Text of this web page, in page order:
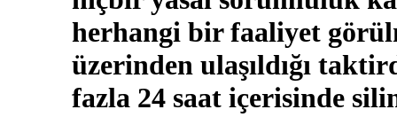
herhangi bir faaliyet
üzerinden ulaşıldığı
fazla 24 saat içerisinde